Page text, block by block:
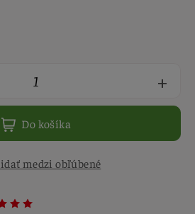
+
Do košíka
medzi obľúbené